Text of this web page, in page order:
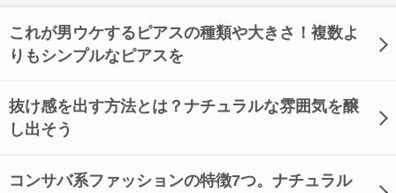
これが男ウケするピアスの種類や大きさ！複数よ
りもシンプルなピアスを
抜け感を出す方法とは？ナチュラルな雰囲気を醸
し出そう
コンサバ系ファッションの特徴7つ。ナチュラル